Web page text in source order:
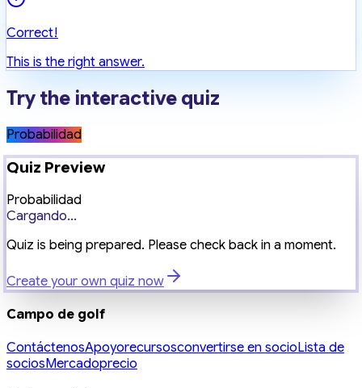
Correct!
This is the right answer.
Try the interactive quiz
Probabilidad
Quiz Preview
Probabilidad
Cargando...
Quiz is being prepared. Please check back in a moment.
Create your own quiz now
Campo de golf
ContáctenosApoyorecursosconvertirse en socioLista de
sociosMercadoprecio